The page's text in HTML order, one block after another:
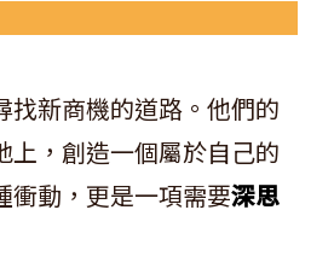
找新商機的道路。他們的
上，創造一個屬於自己的
衝動，更是一項需要深思